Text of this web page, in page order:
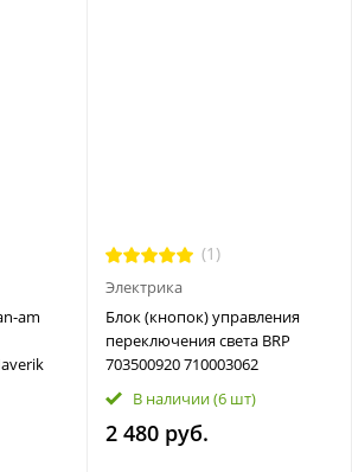
am
(1)
Электрика
Блок (кнопок) управления
переключения света BRP
703500920 710003062
В наличии(6 шт)
2 480 руб.